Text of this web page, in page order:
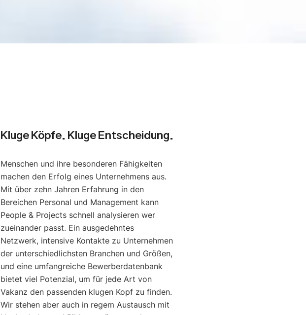
Kluge Köpfe. Kluge Entscheidung.
Menschen und ihre besonderen Fähigkeiten
machen den Erfolg eines Unternehmens aus.
Mit über zehn Jahren Erfahrung in den
Bereichen Personal und Management kann
People & Projects schnell analysieren wer
zueinander passt. Ein ausgedehntes
Netzwerk, intensive Kontakte zu Unternehmen
der unterschiedlichsten Branchen und Größen,
und eine umfangreiche Bewerberdatenbank
bietet viel Potenzial, um für jede Art von
Vakanz den passenden klugen Kopf zu finden.
Wir stehen aber auch in regem Austausch mit